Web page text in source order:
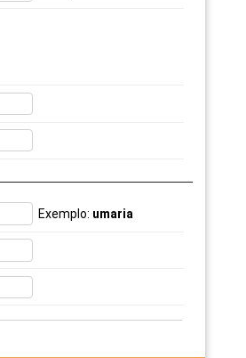
Exemplo: umaria